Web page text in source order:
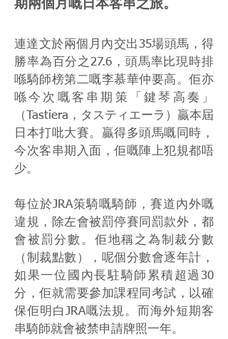
期兩個月嘅日本客串之旅。
連達文於兩個月內交出35場頭馬，得
勝率為百分之27.6，頭馬率比現時排
喺騎師榜第二嘅李慕華仲要高。佢亦
喺今次嘅客串期策「鍵琴高奏」
（Tastiera，タスティエーラ）贏本屆
日本打吡大賽。贏得多頭馬嘅同時，
今次客串期入面，佢嘅陣上犯規都唔
少。
每位於JRA策騎嘅騎師，賽道內外嘅
違規，除左會被罰停賽同罰款外，都
會被罰分數。佢地稱之為制裁分數
（制裁點數），呢個分數會逐年計，
如果一位國內長駐騎師累積超過30
分，佢就需要參加課程同考試，以確
保佢明白JRA嘅法規。而海外短期客
串騎師就會被禁申請牌照一年。